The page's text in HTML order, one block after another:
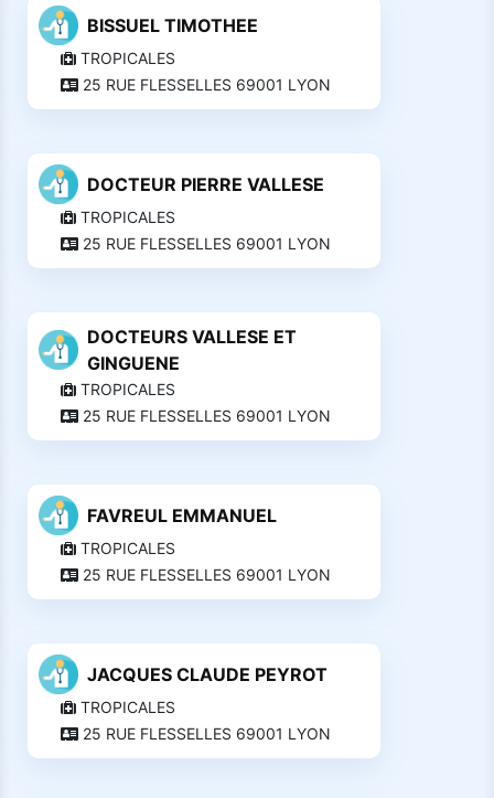
BISSUEL TIMOTHEE
TROPICALES
25 RUE FLESSELLES 69001 LYON
DOCTEUR PIERRE VALLESE
TROPICALES
25 RUE FLESSELLES 69001 LYON
DOCTEURS VALLESE ET
GINGUENE
TROPICALES
25 RUE FLESSELLES 69001 LYON
FAVREUL EMMANUEL
TROPICALES
25 RUE FLESSELLES 69001 LYON
JACQUES CLAUDE PEYROT
TROPICALES
25 RUE FLESSELLES 69001 LYON